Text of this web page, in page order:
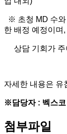
※ 초청 MD 수와
한 배정 예정이며,
상담 기회가 주
자세한 내용은 유
※담당자 : 벡스코
첨부파일